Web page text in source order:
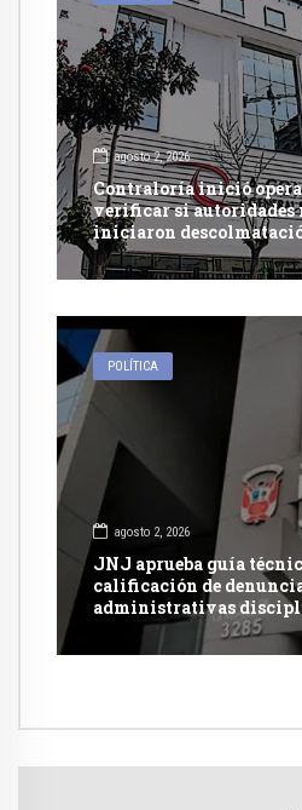
agosto 2, 2026
Contraloría inició
verificar si
iniciaron
ríos ante Fenómeno del
POLÍTICA
agosto 2, 2026
JNJ aprueba guía
calificación de
administrativas
jueces y fiscales